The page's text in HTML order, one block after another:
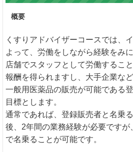
概要
くすりアドバイザーコースでは、
よって、労働をしながら経験をみ
店舗でスタッフとして労働するこ
報酬を得られますし、大手企業な
一般用医薬品の販売が可能である
目標とします。
通常であれば、登録販売者と名乗
後、2年間の業務経験が必要ですが
で名乗ることが可能です。